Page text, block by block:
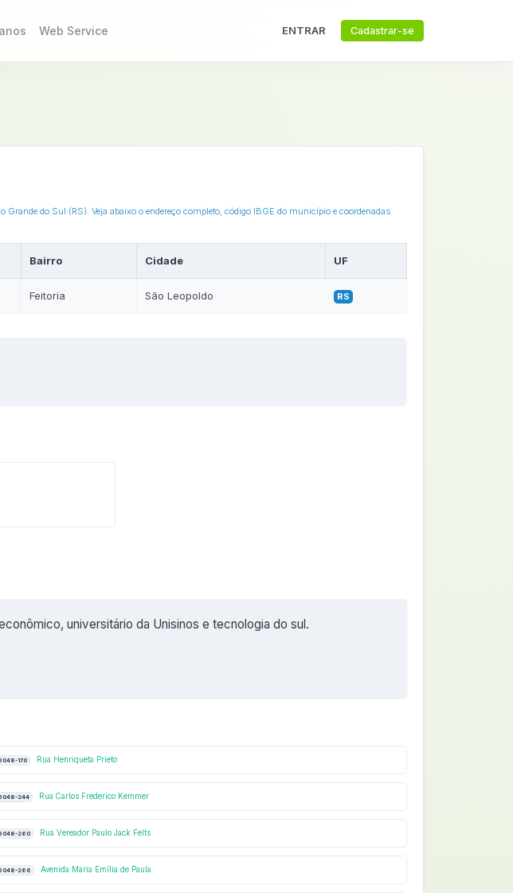
Web Service ENTRAR Cadastrar-se
Grande do Sul (RS). Veja abaixo o endereço completo, código IBGE do município e coordenadas
Bairro Cidade UF
Feitoria São Leopoldo RS
universitário da Unisinos e tecnologia do sul.
170 Rua Henriqueta Prieto
244 Rua Carlos Frederico Kemmer
260 Rua Vereador Paulo Jack Felts
266 Avenida Maria Emília de Paula